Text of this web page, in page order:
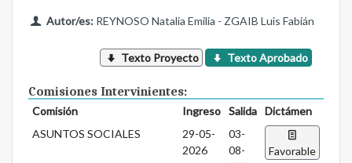
Autor/es:REYNOSO Natalia Emilia - ZGAIB Luis Fabián
Texto Proyecto Texto Aprobado
Comisiones Intervinientes:
Comisión Ingreso Salida
Dictámen
ASUNTOS SOCIALES
29-05-
2026
03-
08-
Favorable